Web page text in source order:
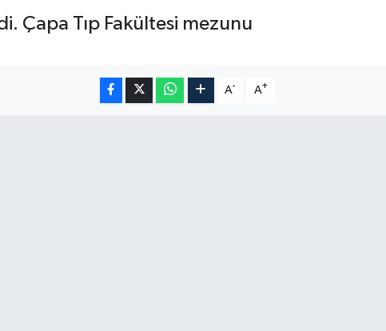
Çapa Tıp Fakültesi mezunu
A- A+